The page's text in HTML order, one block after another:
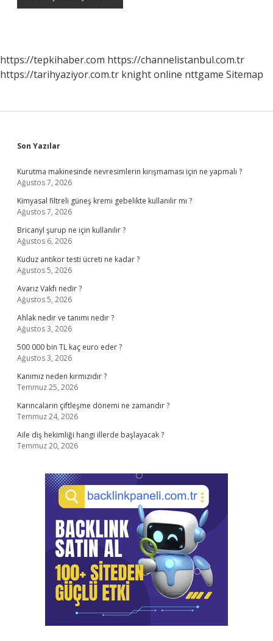
https://tepkihaber.com https://channelistanbul.com.tr
https://tarihyaziyor.com.tr knight online nttgame Sitemap
Sidebar
Son Yazılar
Kurutma makinesinde nevresimlerin kırışmaması için ne yapmalı ?
Ağustos 7, 2026
Kimyasal filtreli güneş kremi gebelikte kullanılır mı ?
Ağustos 7, 2026
Bricanyl şurup ne için kullanılır ?
Ağustos 6, 2026
Kuduz antikor testi ücreti ne kadar ?
Ağustos 5, 2026
Avarız Vakfı nedir ?
Ağustos 5, 2026
Ahlak nedir ve tanımı nedir ?
Ağustos 3, 2026
500 000 bin TL kaç euro eder ?
Ağustos 3, 2026
Kanımız neden kırmızıdır ?
Temmuz 25, 2026
Karıncaların çiftleşme dönemi ne zamandır ?
Temmuz 24, 2026
Aile diş hekimliği hangi illerde başlayacak ?
Temmuz 20, 2026